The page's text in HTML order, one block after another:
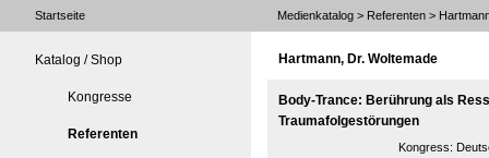
Startseite Medienkatalog > Referenten >
Katalog / Shop
Kongresse
Referenten
Hartmann, Dr. Woltemade
Body-Trance: Berührung als
Traumafolgestörungen
Kongress: